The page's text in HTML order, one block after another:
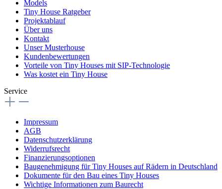
Models
Tiny House Ratgeber
Projektablauf
Über uns
Kontakt
Unser Musterhouse
Kundenbewertungen
Vorteile von Tiny Houses mit SIP-Technologie
Was kostet ein Tiny House
Service
Impressum
AGB
Datenschutzerklärung
Widerrufsrecht
Finanzierungsoptionen
Baugenehmigung für Tiny Houses auf Rädern in Deutschland
Dokumente für den Bau eines Tiny Houses
Wichtige Informationen zum Baurecht